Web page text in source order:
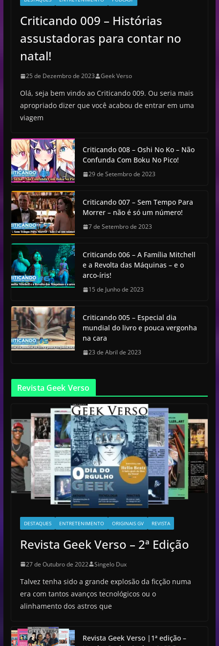
Criticando 009 – Histórias
assustadoras para contar no
natal!
25 de Dezembro de 2023 Geek Verso
Olá, seja bem vindo ao Criticando 009. Ou seria mais
apropriado dizer que você acabou de entrar em uma
viagem
Criticando 008 – Oshi No Ko – Não
Confunda Com Boku No Pico!
29 de Setembro de 2023
Criticando 007 – Sem Tempo Para
Morrer – não é só um número!
7 de Setembro de 2023
Criticando 006 – A Família Mitchell
e a Revolta das Máquinas – e o
arco-íris!
15 de Junho de 2023
Criticando 005 – Especial dia
mundial do livro e pouca vergonha
na cara
23 de Abril de 2023
Revista Geek Verso
DESTAQUES ENTRETENIMENTO ORIGINAIS GV REVISTA
Revista Geek Verso – 2ª Edição
27 de Outubro de 2022 Singelo Dux
Talvez tenha sido a grande explosão da ficção numa
era com tantos avanços tecnológicos ou o
alinhamento dos astros que
Revista Geek Verso |1ª edição –